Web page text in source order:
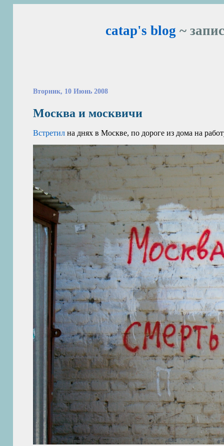
catap's blog ~
Вторник, 10 Июнь 2008
Москва и москвичи
Встретил на днях в Москве, по дороге из дома на